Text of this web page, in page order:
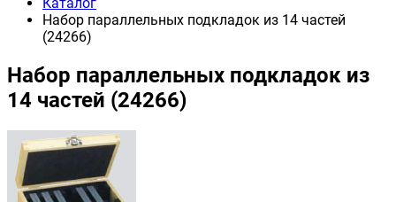
Набор параллельных подкладок из 14 частей
(24266)
Набор параллельных подкладок из
14 частей (24266)